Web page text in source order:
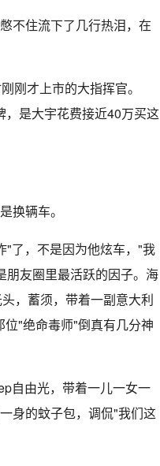
不住流下了几行热泪，在
刚才上市的大指挥官。
，是大宇花费接近40万买这
换辆车。
"了，不是因为他炫车，"我
朋友圈里最活跃的因子。海
，蓄须，带着一副意大利
"绝命毒师"倒真有几分神
自由光，带着一儿一女一
身的蚊子包，调侃"我们这